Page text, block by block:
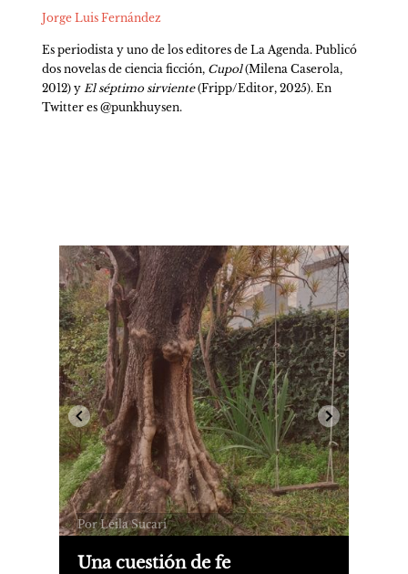
Jorge Luis Fernández
Es periodista y uno de los editores de La Agenda. Publicó
dos novelas de ciencia ficción, Cupol (Milena Caserola,
2012) y El séptimo sirviente (Fripp/Editor, 2025). En
Twitter es @punkhuysen.
Por Leila Sucari
Una cuestión de fe